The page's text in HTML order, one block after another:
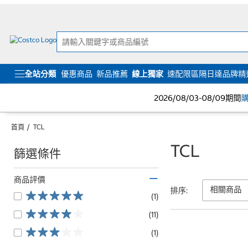
全站分類 優惠商品 新品推薦 線上獨家 速配限區隔日達品牌精
2026/08/03-08/09期間
首頁 TCL
篩選條件
商品評價
(1)
(11)
(1)
TCL
排序: